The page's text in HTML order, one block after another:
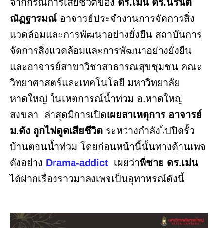
จากกรณีการเสียชีวิตของ ดร.เม่น ดร.นรันต์
ณัฏฐารมณ์ อาจารย์ประจำงานการจัดการสิ่ง
แวดล้อมและการพัฒนาอย่างยั่งยืน สถาบันการ
จัดการสิ่งแวดล้อมและการพัฒนาอย่างยั่งยืน
และอาจารย์สาขาวิชาสาธารณสุขชุมชน คณะ
วิทยาศาสตร์และเทคโนโลยี มหาวิทยาลัย
หาดใหญ่ ในเหตการณ์น้ำท่วม อ.หาดใหญ่
สงขลา ล่าสุดมีการเปิดเผยสาเหตุการ อาจารย์
ม.ดัง ถูกไฟดูดเสียชีวิต ระหว่างกำลังไปปิดรั้ว
บ้านตอนน้ำท่วม โดยก่อนหน้านี้นั้นทางด้านเพจ
ดังอย่าง Drama-addict เผยว่าพี่ชาย ดร.เม่น
ได้ฝากเรื่องราวมาลงเพจเป็นอุทาหรณ์ดังนี้